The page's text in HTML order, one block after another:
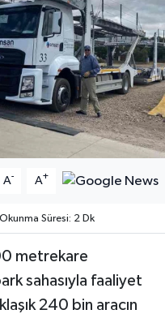
A- A+
Okunma Süresi: 2 Dk
metrekare
sahasıyla faaliyet
240 bin aracın